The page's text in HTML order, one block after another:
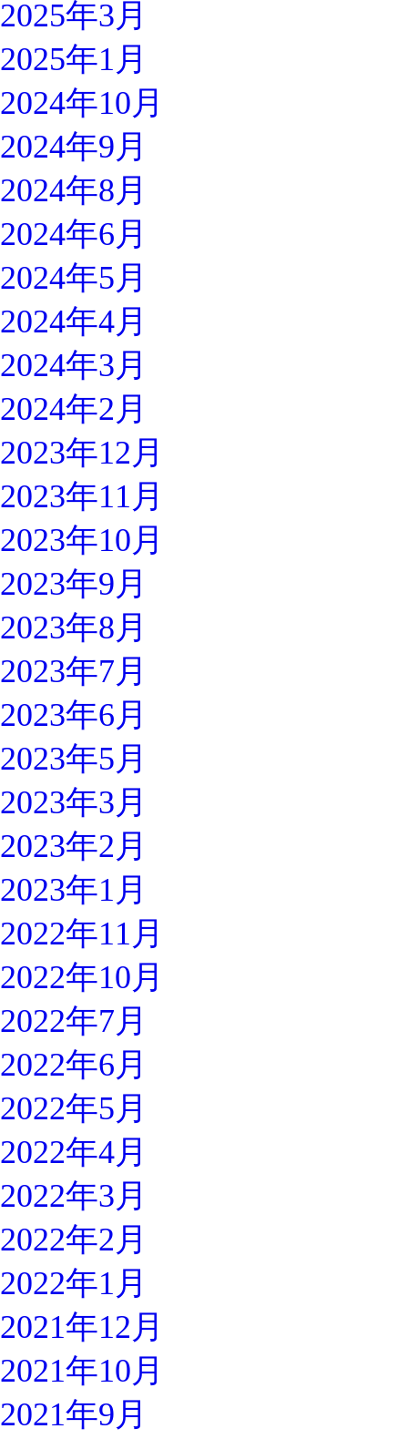
2025年3月
2025年1月
2024年10月
2024年9月
2024年8月
2024年6月
2024年5月
2024年4月
2024年3月
2024年2月
2023年12月
2023年11月
2023年10月
2023年9月
2023年8月
2023年7月
2023年6月
2023年5月
2023年3月
2023年2月
2023年1月
2022年11月
2022年10月
2022年7月
2022年6月
2022年5月
2022年4月
2022年3月
2022年2月
2022年1月
2021年12月
2021年10月
2021年9月